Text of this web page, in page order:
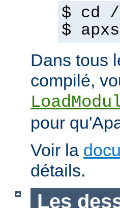
$ cd /
$
Dans tous
compilé,
pour
Voir la
détails.
Les